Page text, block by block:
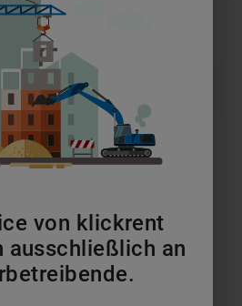
WARENKORB
von klickrent
ausschließlich an